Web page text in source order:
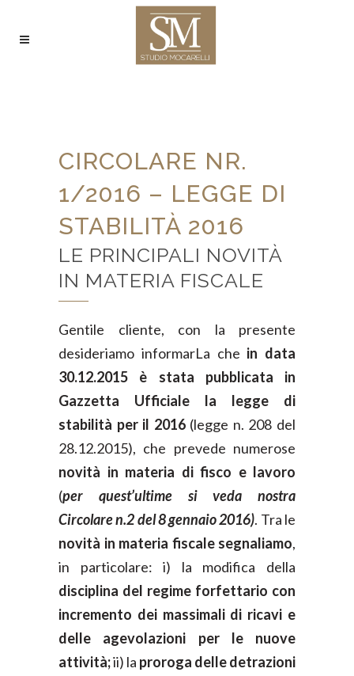
CIRCOLARE NR.
1/2016 – LEGGE DI
STABILITÀ 2016
LE PRINCIPALI NOVITÀ
IN MATERIA FISCALE
Gentile cliente, con la presente
desideriamo informarLa che in data
30.12.2015 è stata pubblicata in
Gazzetta Ufficiale la legge di
stabilità per il 2016 (legge n. 208 del
28.12.2015), che prevede numerose
novità in materia di fisco e lavoro
(per quest’ultime si veda nostra
Circolare n.2 del 8 gennaio 2016). Tra le
novità in materia fiscale segnaliamo,
in particolare: i) la modifica della
disciplina del regime forfettario con
incremento dei massimali di ricavi e
delle agevolazioni per le nuove
attività;ii) la proroga delle detrazioni